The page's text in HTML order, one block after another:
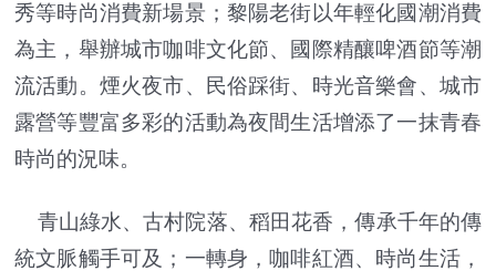
秀等時尚消費新場景；黎陽老街以年輕化國潮消費
為主，舉辦城市咖啡文化節、國際精釀啤酒節等潮
流活動。煙火夜市、民俗踩街、時光音樂會、城市
露營等豐富多彩的活動為夜間生活增添了一抹青春
時尚的況味。
青山綠水、古村院落、稻田花香，傳承千年的傳
統文脈觸手可及；一轉身，咖啡紅酒、時尚生活，